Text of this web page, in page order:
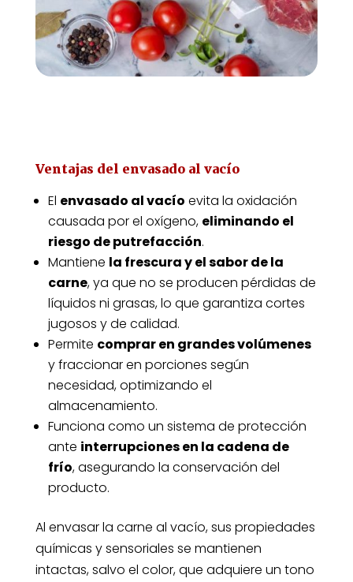
Ventajas del envasado al vacío
El envasado al vacío evita la oxidación
causada por el oxígeno, eliminando el
riesgo de putrefacción.
Mantiene la frescura y el sabor de la
carne, ya que no se producen pérdidas de
líquidos ni grasas, lo que garantiza cortes
jugosos y de calidad.
Permite comprar en grandes volúmenes
y fraccionar en porciones según
necesidad, optimizando el
almacenamiento.
Funciona como un sistema de protección
ante interrupciones en la cadena de
frío, asegurando la conservación del
producto.
Al envasar la carne al vacío, sus propiedades
químicas y sensoriales se mantienen
intactas, salvo el color, que adquiere un tono